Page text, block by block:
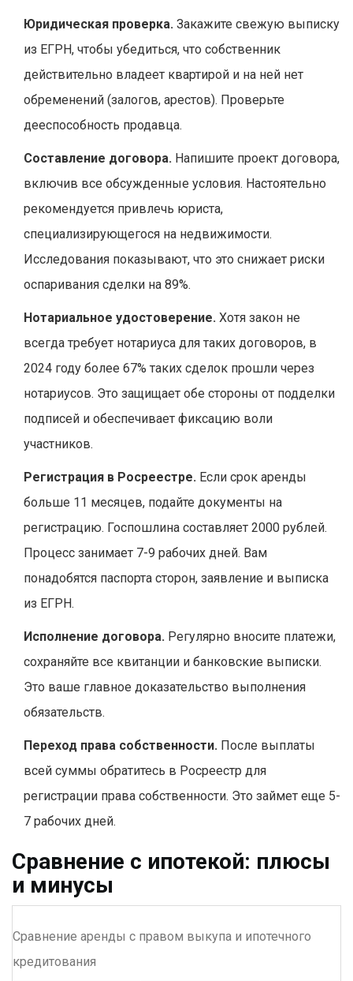
Юридическая проверка. Закажите свежую выписку
из ЕГРН, чтобы убедиться, что собственник
действительно владеет квартирой и на ней нет
обременений (залогов, арестов). Проверьте
дееспособность продавца.
Составление договора. Напишите проект договора,
включив все обсужденные условия. Настоятельно
рекомендуется привлечь юриста,
специализирующегося на недвижимости.
Исследования показывают, что это снижает риски
оспаривания сделки на 89%.
Нотариальное удостоверение. Хотя закон не
всегда требует нотариуса для таких договоров, в
2024 году более 67% таких сделок прошли через
нотариусов. Это защищает обе стороны от подделки
подписей и обеспечивает фиксацию воли
участников.
Регистрация в Росреестре. Если срок аренды
больше 11 месяцев, подайте документы на
регистрацию. Госпошлина составляет 2000 рублей.
Процесс занимает 7-9 рабочих дней. Вам
понадобятся паспорта сторон, заявление и выписка
из ЕГРН.
Исполнение договора. Регулярно вносите платежи,
сохраняйте все квитанции и банковские выписки.
Это ваше главное доказательство выполнения
обязательств.
Переход права собственности. После выплаты
всей суммы обратитесь в Росреестр для
регистрации права собственности. Это займет еще 5-
7 рабочих дней.
Сравнение с ипотекой: плюсы
и минусы
Сравнение аренды с правом выкупа и ипотечного
кредитования